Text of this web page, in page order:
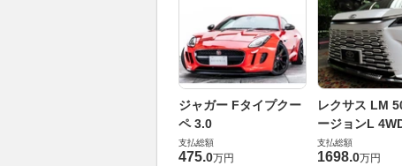
ジャガー Fタイプクー
ペ 3.0
支払総額
475.0万円
レクサス LM
ージョンL
支払総額
1698.0万円